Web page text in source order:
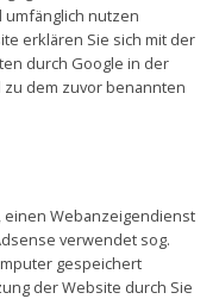
umfänglich nutzen
erklären Sie sich mit der
durch Google in der
dem zuvor benannten
Webanzeigendienst
verwendet sog.
gespeichert
der Website durch Sie